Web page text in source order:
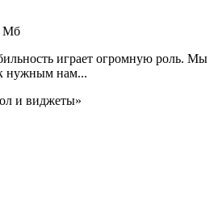
Мб
играет огромную роль. Мы
нужным нам...
и виджеты»